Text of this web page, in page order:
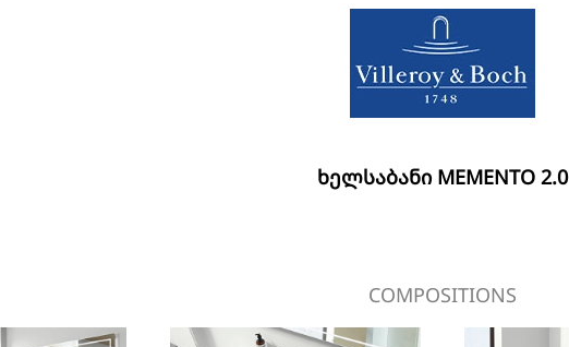
ᲮᲔᲚᲡᲐᲑᲐᲜᲘ MEMENTO 2.0
COMPOSITIONS